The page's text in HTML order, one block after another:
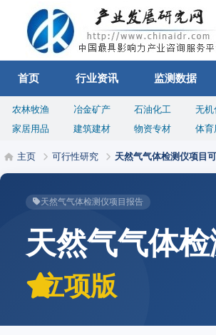
首页 行业资讯 监测数据
农林牧渔 冶金矿产 石油化工 无机
家居用品
建筑建材 物资专材 体育
主页 可行性研究 天然气气体检测仪项目
天然气气体检测仪项目报告
天然气气体
立项版